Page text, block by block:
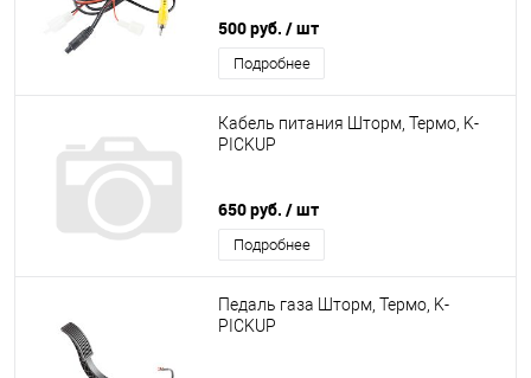
500 руб. / шт
Подробнее
Кабель питания Шторм, Термо, K-
PICKUP
650 руб. / шт
Подробнее
Педаль газа Шторм, Термо, K-
PICKUP